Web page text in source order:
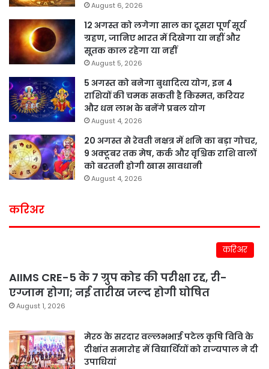
August 6, 2026
12 अगस्त को लगेगा साल का दूसरा पूर्ण सूर्य
ग्रहण, जानिए भारत में दिखेगा या नहीं और
सूतक काल रहेगा या नहीं
August 5, 2026
5 अगस्त को बनेगा बुधादित्य योग, इन 4
राशियों की चमक सकती है किस्मत, करियर
और धन लाभ के बनेंगे प्रबल योग
August 4, 2026
20 अगस्त से रेवती नक्षत्र में शनि का बड़ा गोचर,
9 अक्टूबर तक मेष, कर्क और वृश्चिक राशि वालों
को बरतनी होगी खास सावधानी
August 4, 2026
करिअर
करिअर
AIIMS CRE-5 के 7 ग्रुप कोड की परीक्षा रद्द, री-
एग्जाम होगा; नई तारीख जल्द होगी घोषित
August 1, 2026
मेरठ के सरदार वल्लभभाई पटेल कृषि विवि के
दीक्षांत समारोह में विद्यार्थियों को राज्यपाल ने दी
उपाधियां